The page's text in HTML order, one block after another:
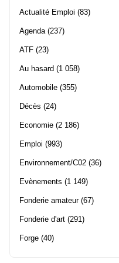
Actualité Emploi (83)
Agenda(237)
ATF (23)
Au hasard (1 058)
Automobile (355)
Décès (24)
Economie (2 186)
Emploi (993)
Environnement/C02 (36)
Evènements (1 149)
Fonderie amateur(67)
Fonderie d'art (291)
Forge (40)